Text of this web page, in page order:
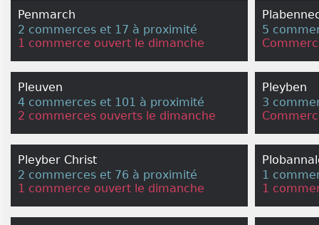
Penmarch
2 commerces et 17 à proximité
1 commerce ouvert le dimanche
5
Pleuven
4 commerces et 101 à proximité
2 commerces ouverts le dimanche
Pleyben
3
Pleyber Christ
2 commerces et 76 à proximité
1 commerce ouvert le dimanche
1
1